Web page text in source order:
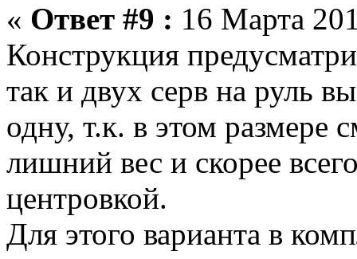
« Ответ #9 : 16 Марта
Конструкция
так и двух серв на руль
одну, т.к. в этом размере
лишний вес и скорее
центровкой.
Для этого варианта в